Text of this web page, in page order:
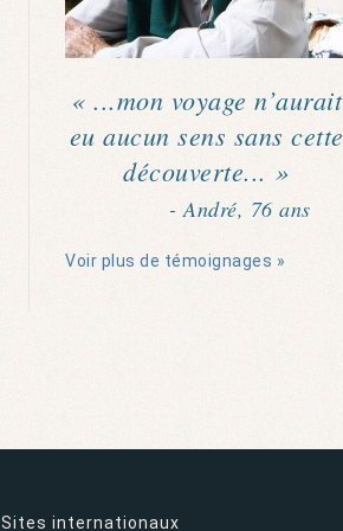
« ...mon voyage n’aurait
eu aucun sens sans cette
découverte... »
- André, 76 ans
Voir plus de témoignages »
Sites internationaux